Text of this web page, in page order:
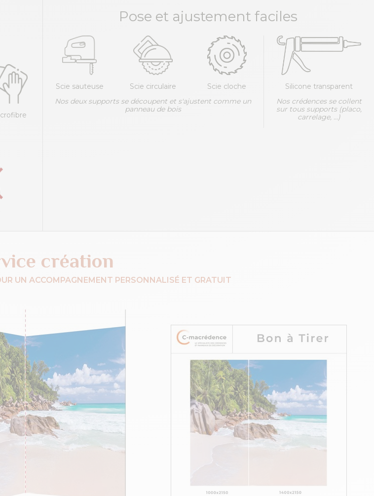
Pose et ajustement faciles
Scie sauteuse Scie circulaire
Scie cloche
Nos deux supports se découpent et s'ajustent comme un
panneau de bois
Silicone transparent
Nos crédences se collent
sur tous supports (placo,
carrelage, ...)
création
UN ACCOMPAGNEMENT PERSONNALISÉ ET GRATUIT